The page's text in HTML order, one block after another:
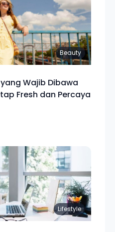
Beauty
Wajib Dibawa
Fresh dan Percaya
Lifestyle